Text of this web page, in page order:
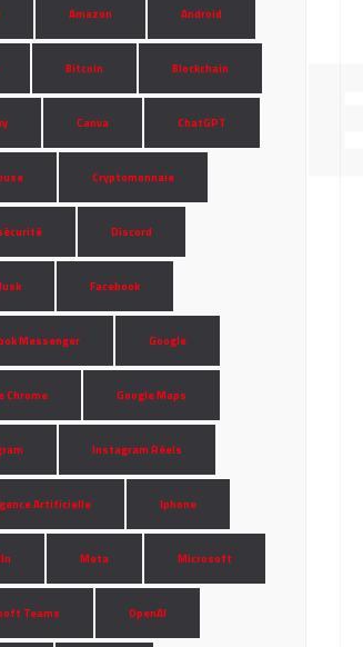
Amazon Android
Bitcoin Blockchain
Canva ChatGPT
Cryptomonnaie
Discord
Facebook
Messenger Google
Chrome Google Maps
Instagram Réels
Artificielle Iphone
Meta Microsoft
Teams OpenAI